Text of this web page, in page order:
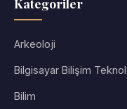
Arkeoloji
Bilgisayar Bilişim
Bilim